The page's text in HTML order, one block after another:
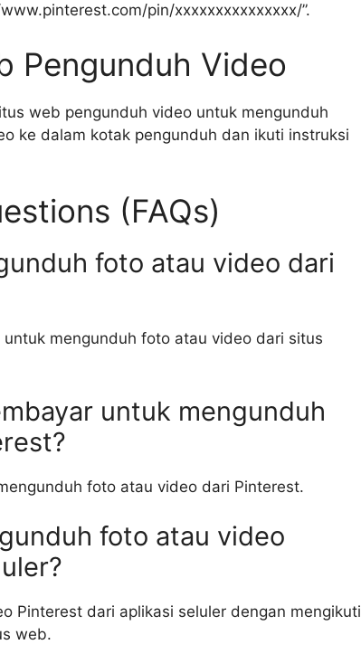
pin/xxxxxxxxxxxxxxx/”.
Pengunduh Video
web pengunduh video untuk mengunduh
ke dalam kotak pengunduh dan ikuti instruksi
(FAQs)
foto atau video dari
mengunduh foto atau video dari situs
untuk mengunduh
foto atau video dari Pinterest.
foto atau video
Pinterest dari aplikasi seluler dengan mengikuti
web.